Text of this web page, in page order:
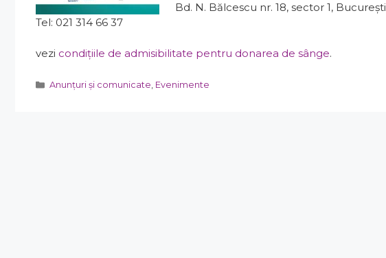
Bd. N. Bălcescu nr. 18, sector 1, București
Tel: 021 314 66 37
vezi condițiile de admisibilitate pentru donarea de sânge.
Categorii
Anunțuri și comunicate, Evenimente